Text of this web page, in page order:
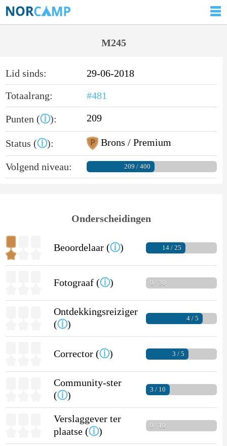
M245
Lid sinds:
29-06-2018
Totaalrang:
#481
Punten (ⓘ): 209
Status (ⓘ): Brons / Premium
Volgend niveau: 209 / 400
Onderscheidingen
Beoordelaar (ⓘ) 14 / 25
Fotograaf (ⓘ) 0 / 30
Ontdekkingsreiziger
(ⓘ)
4 / 5
Corrector (ⓘ) 3 / 5
Community-ster
(ⓘ)
3 / 10
Verslaggever ter
plaatse (ⓘ)
0 / 10